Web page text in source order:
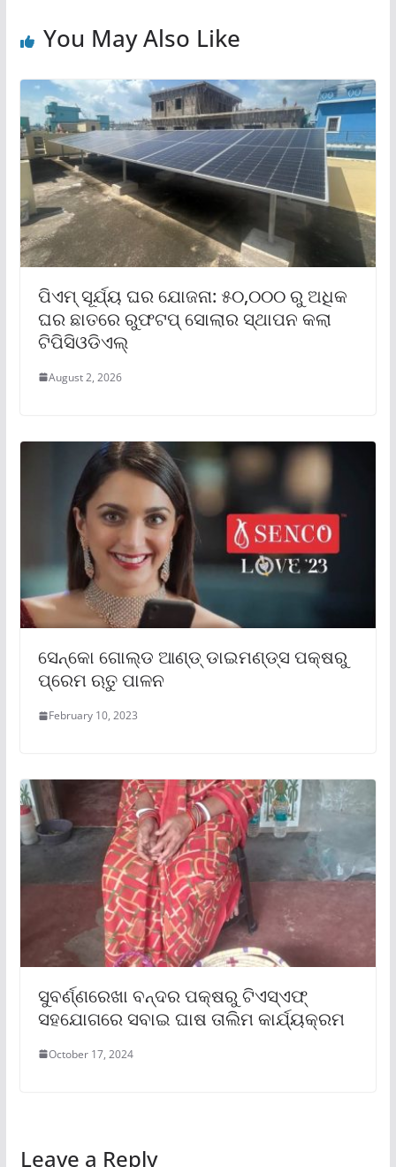
You May Also Like
ପିଏମ୍ ସୂର୍ଯ୍ୟ ଘର ଯୋଜନା: ୫୦,୦୦୦ ରୁ ଅଧିକ
ଘର ଛାତରେ ରୁଫଟପ୍ ସୋଲାର ସ୍ଥାପନ କଲା
ଟିପିସିଓଡିଏଲ୍
August 2, 2026
ସେନ୍‌କୋ ଗୋଲ୍ଡ ଆଣ୍ଡ୍ ଡାଇମଣ୍ଡ୍‌ସ ପକ୍ଷରୁ
ପ୍ରେମ ଋତୁ ପାଳନ
February 10, 2023
ସୁବର୍ଣ୍ଣରେଖା ବନ୍ଦର ପକ୍ଷରୁ ଟିଏସ୍‌ଏଫ୍
ସହଯୋଗରେ ସବାଇ ଘାଷ ତାଲିମ କାର୍ଯ୍ୟକ୍ରମ
October 17, 2024
Leave a Reply